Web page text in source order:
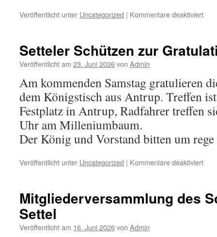
Veröffentlicht unter Uncategorized | Kommentare deaktiviertfür
Jens
aus
der
Setteler Schützen zur
Veröffentlicht am 23. Juni 2026von Admin
Am kommenden Samstag gratulieren
dem Königstisch aus Antrup. Treffen
Festplatz in Antrup, Radfahrer treffen
Uhr am Milleniumbaum.
Der König und Vorstand bitten um
Veröffentlicht unter Uncategorized | Kommentare deaktiviertfür
Mitgliederversammlung des
Settel
Veröffentlicht am 16. Juni 2026von Admin